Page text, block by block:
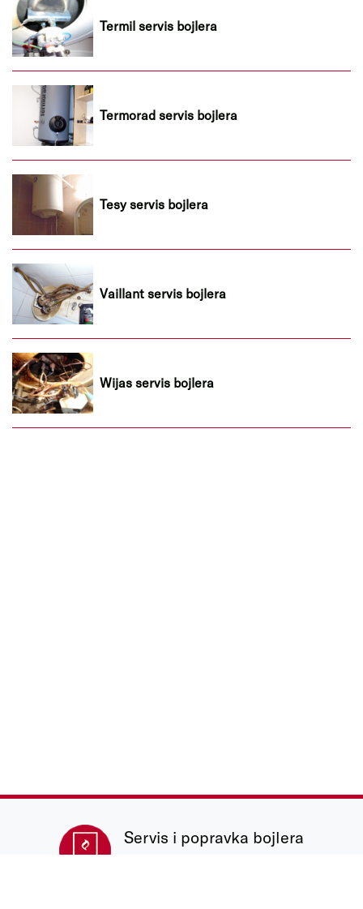
Termil servis bojlera
Termorad servis bojlera
Tesy servis bojlera
Vaillant servis bojlera
Wijas servis bojlera
Servis i popravka bojlera